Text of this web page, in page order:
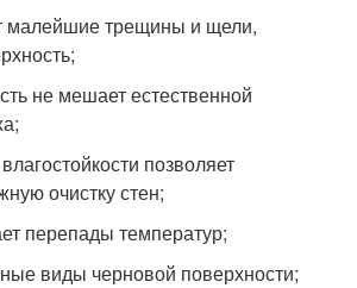
малейшие трещины и щели,
не мешает естественной
позволяет
очистку стен;
перепады температур;
виды черновой поверхности;